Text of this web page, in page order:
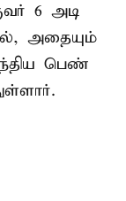
6 அடி
அதையும்
பெண்